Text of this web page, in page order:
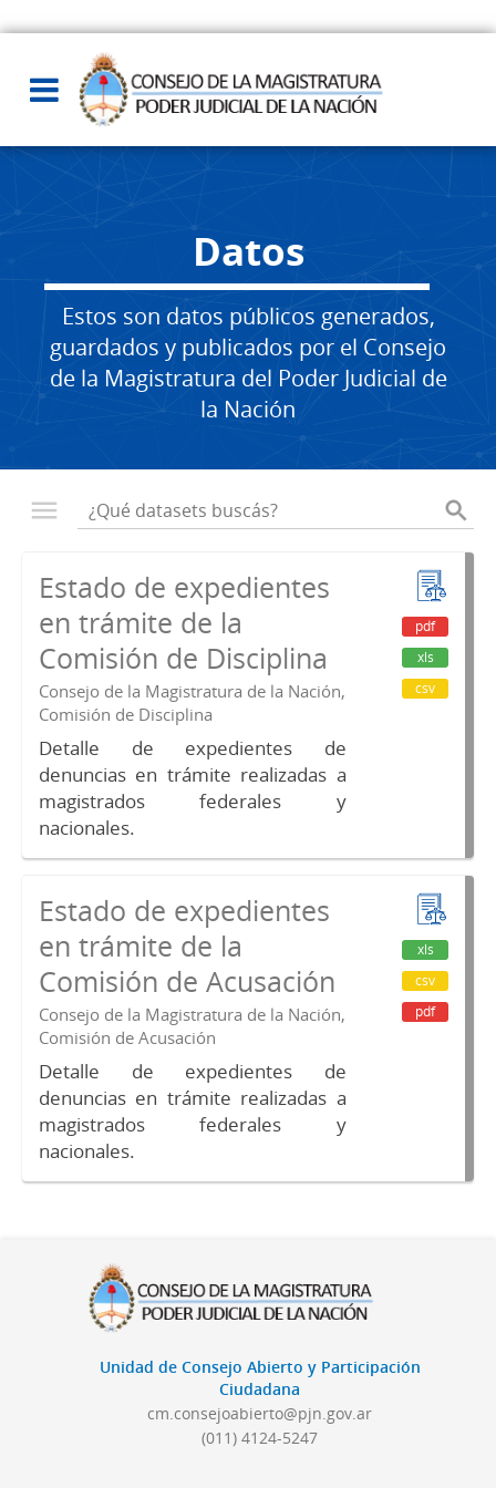
Datos
Estos son datos públicos generados,
guardados y publicados por el Consejo
de la Magistratura del Poder Judicial de
la Nación
Estado de expedientes
en trámite de la
Comisión de Disciplina
Consejo de la Magistratura de la Nación,
Comisión de Disciplina
Detalle de expedientes de
denuncias en trámite realizadas a
magistrados federales y
nacionales.
pdf
xls
csv
Estado de expedientes
en trámite de la
Comisión de Acusación
Consejo de la Magistratura de la Nación,
Comisión de Acusación
Detalle de expedientes de
denuncias en trámite realizadas a
magistrados federales y
nacionales.
xls
csv
pdf
Unidad de Consejo Abierto y Participación
Ciudadana
cm.consejoabierto@pjn.gov.ar
(011) 4124-5247